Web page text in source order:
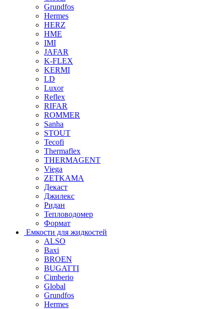
Grundfos
Hermes
HERZ
HME
IMI
JAFAR
K-FLEX
KERMI
LD
Luxor
Reflex
RIFAR
ROMMER
Sanha
STOUT
Tecofi
Thermaflex
THERMAGENT
Viega
ZETKAMA
Декаст
Джилекс
Ридан
Тепловодомер
Формат
Емкости для жидкостей
ALSO
Baxi
BROEN
BUGATTI
Cimberio
Global
Grundfos
Hermes